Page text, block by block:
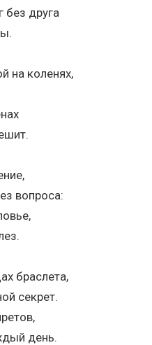
друга
на коленях,
вопроса:
браслета,
секрет.
день.